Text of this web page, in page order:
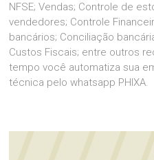
NFSE; Vendas; Controle de
vendedores; Controle
bancários; Conciliação
Custos Fiscais; entre outros
tempo você automatiza sua
técnica pelo whatsapp PHIXA.